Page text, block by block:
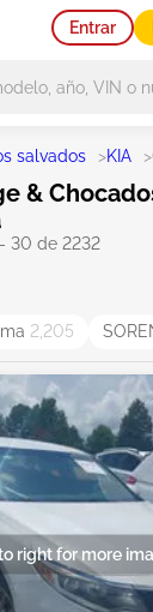
Entrar
salvados >KIA >
&
30 de 2232
2,205
right for more